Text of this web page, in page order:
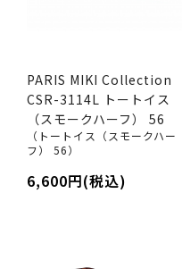
PARIS MIKI Collection
CSR-3114L トートイス
（スモークハーフ） 56
（トートイス（スモークハー
フ） 56）
6,600円(税込)